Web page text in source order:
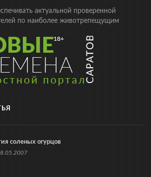
актуальной проверенной
по наиболее животрепещущим
соленых огурцов